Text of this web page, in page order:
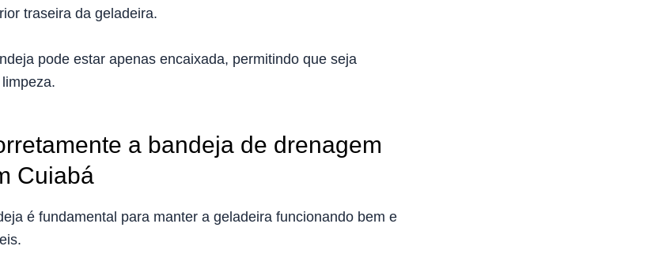
traseira da geladeira.
pode estar apenas encaixada, permitindo que seja
a bandeja de drenagem
Cuiabá
é fundamental para manter a geladeira funcionando bem e